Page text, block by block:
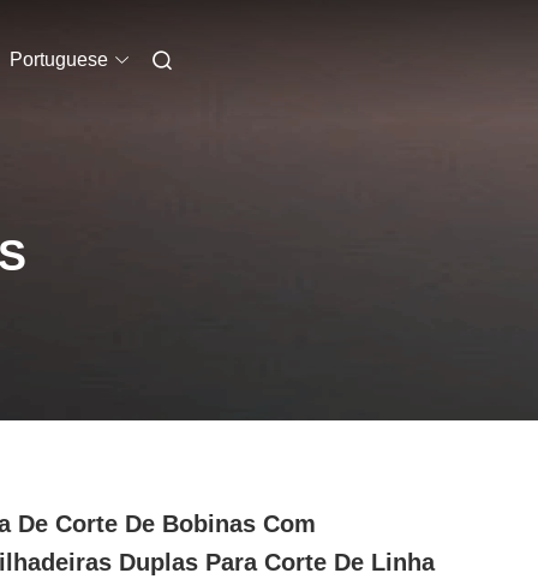
Portuguese
De Corte De Bobinas Com
Duplas Para Corte De Linha